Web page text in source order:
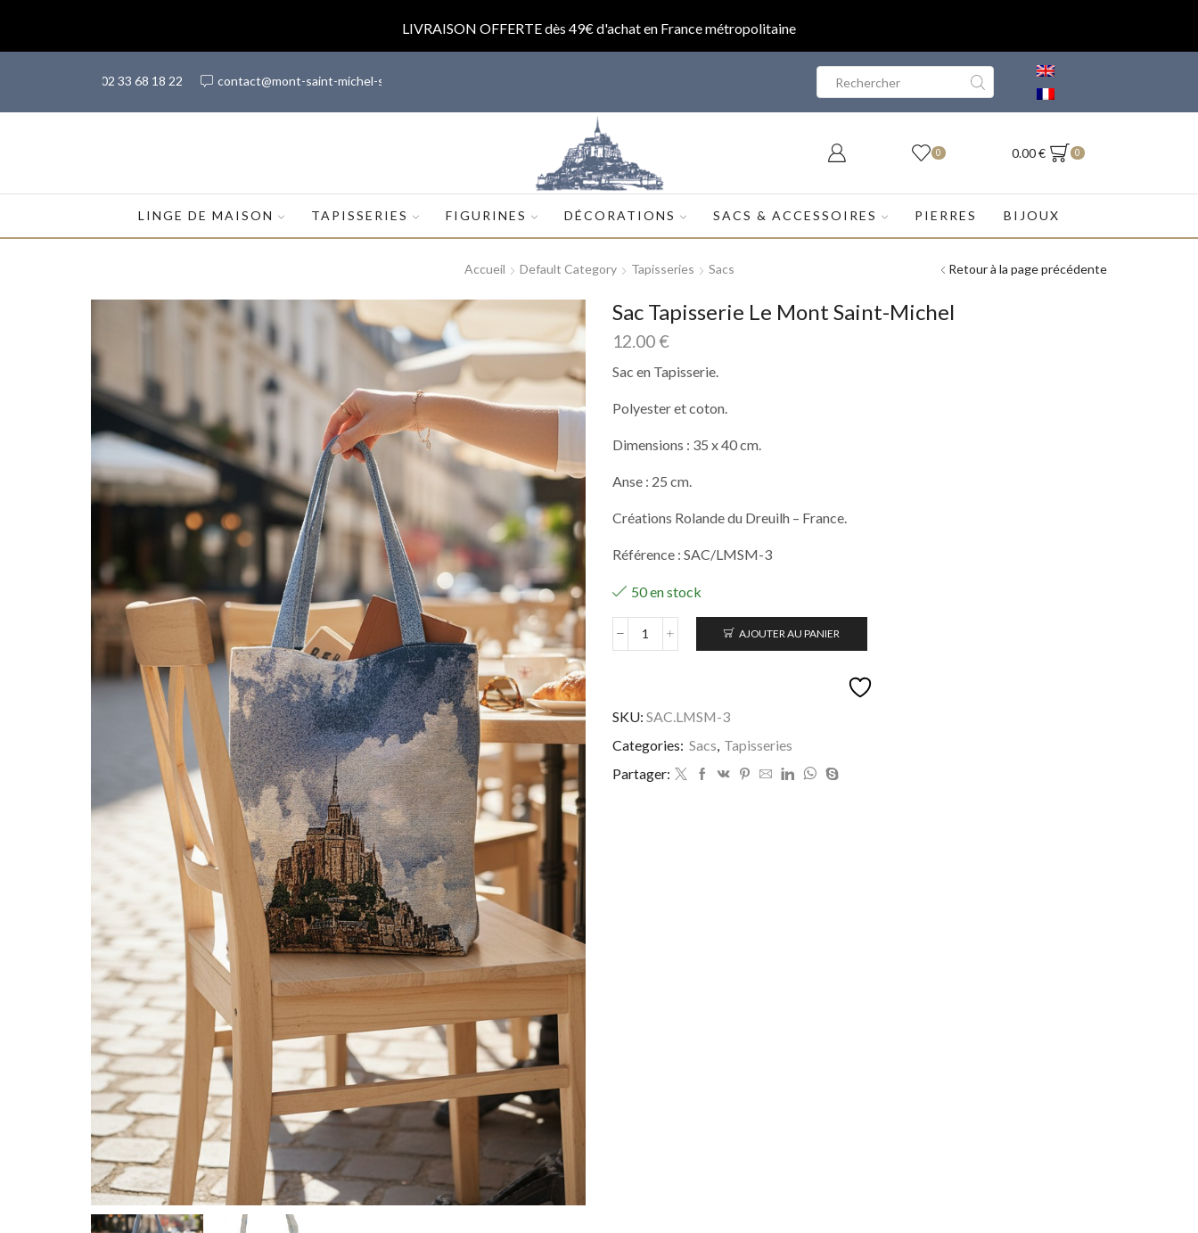
LIVRAISON OFFERTE dès 49€ d'achat en France métropolitaine
(+33) 02 33 68 18 22 contact@mont-saint-michel-shop.com
0 0.00€ 0
LINGE DE MAISON TAPISSERIES FIGURINES DÉCORATIONS SACS & ACCESSOIRES PIERRES BIJOUX
Accueil Default Category Tapisseries Sacs Retour à la page précédente
Sac Tapisserie Le Mont Saint-Michel
12.00€
Sac en Tapisserie.
Polyester et coton.
Dimensions : 35 x 40 cm.
Anse : 25 cm.
Créations Rolande du Dreuilh – France.
Référence : SAC/LMSM-3
50 en stock
quantité
Le
Saint-
Michel
AJOUTER AU PANIER
SKU: SAC.LMSM-3
Categories: Sacs Tapisseries
Partager: